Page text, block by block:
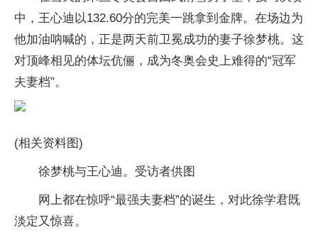
中，王心迪以132.60分的完美一跳拿到金牌。在场边为
他加油呐喊的，正是两天前卫冕成功的妻子徐梦桃。这
对顶峰相见的体坛伉俪，成为冬奥会史上难得的“冠军
夫妻档”。
(相关资料图)
徐梦桃与王心迪。受访者供图
网上都在惊呼“最强夫妻档”的诞生，对此徐学君既
淡定又惊喜。